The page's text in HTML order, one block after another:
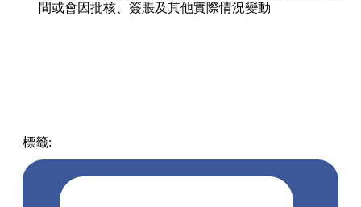
間或會因批核、簽賬及其他實際情況變動
標籤: